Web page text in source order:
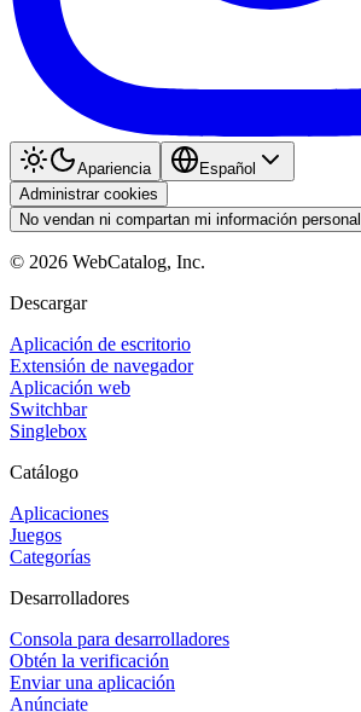
Apariencia
Español
Administrar cookies
No vendan ni compartan mi información personal
© 2026 WebCatalog, Inc.
Descargar
Aplicación de escritorio
Extensión de navegador
Aplicación web
Switchbar
Singlebox
Catálogo
Aplicaciones
Juegos
Categorías
Desarrolladores
Consola para desarrolladores
Obtén la verificación
Enviar una aplicación
Anúnciate